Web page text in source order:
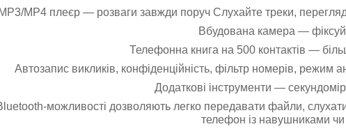
MP3/MP4 плеєр — розваги завжди поруч Слухайте треки,
Вбудована камера —
Телефонна книга на 500 контактів —
Автозапис викликів, конфіденційність, фільтр номерів, режим
Додаткові інструменти —
можливості дозволяють легко передавати файли,
телефон із навушниками